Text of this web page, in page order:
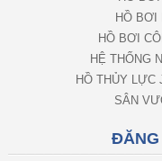
HỒ BƠI
HỒ BƠI
HỆ THỐNG
HỒ THỦY LỰC
SÂN
ĐĂNG